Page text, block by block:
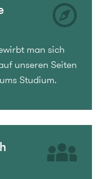
man sich
unseren Seiten
Studium.